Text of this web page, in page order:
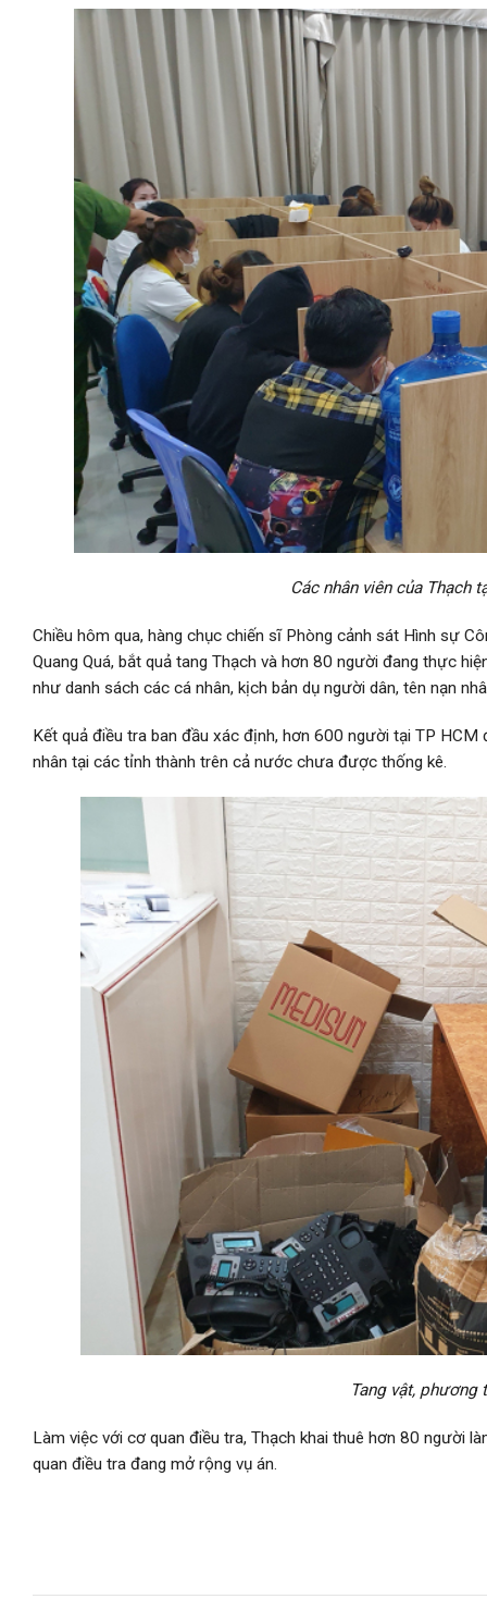
Các nhân viên của Thạch
Chiều hôm qua, hàng chục chiến sĩ Phòng cảnh sát Hình sự
Quang Quá, bắt quả tang Thạch và hơn 80 người đang thực
như danh sách các cá nhân, kịch bản dụ người dân, tên nạn
Kết quả điều tra ban đầu xác định, hơn 600 người tại TP
nhân tại các tỉnh thành trên cả nước chưa được thống kê.
Tang vật, phương
Làm việc với cơ quan điều tra, Thạch khai thuê hơn 80 người
quan điều tra đang mở rộng vụ án.